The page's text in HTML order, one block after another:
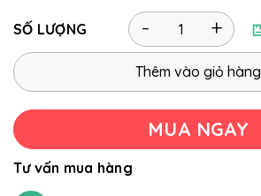
SỐ LƯỢNG +
-
Thêm vào giỏ hàng
MUA NGAY
Tư vấn mua hàng